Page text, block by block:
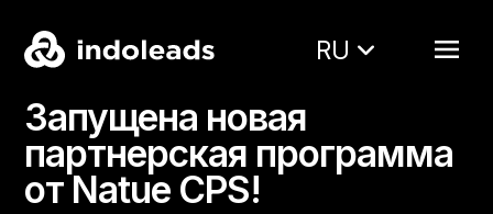
RU
Запущена новая
партнерская программа
от Natue CPS!